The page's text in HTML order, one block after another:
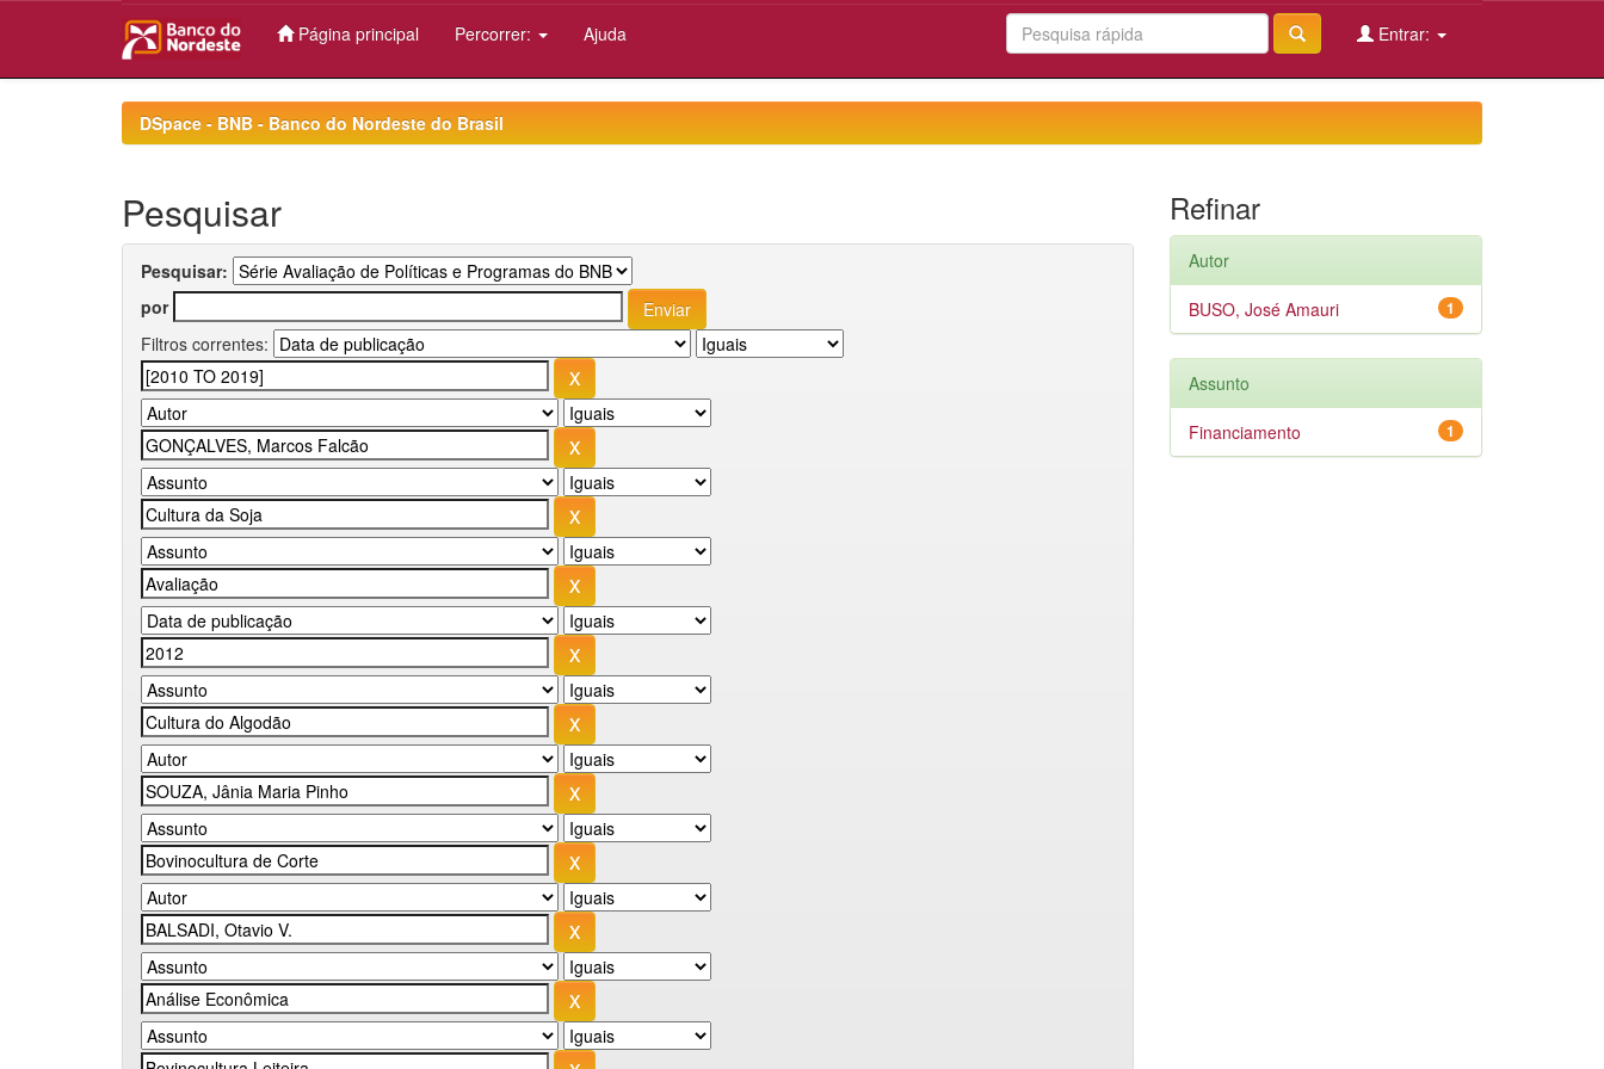
Página principal Percorrer: Ajuda Entrar:
DSpace - BNB - Banco do Nordeste do Brasil
Pesquisar
Pesquisar:
por
Filtros correntes:
Refinar
Autor
1
BUSO, José Amauri
Assunto
1
Financiamento